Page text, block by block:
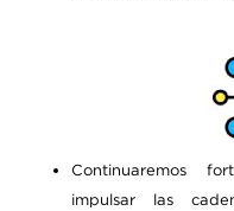
Continuaremos
impulsar las